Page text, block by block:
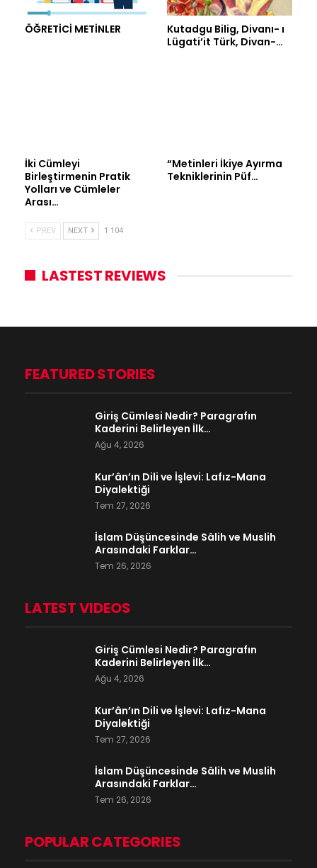
ÖĞRETİCİ METİNLER
Kutadgu Bilig, Divanı- ı
Lügati’it Türk, Divan-…
İki Cümleyi
Birleştirmenin Pratik
Yolları ve Cümleler
Arası…
“Metinleri İkiye Ayırma
Tekniklerinin Püf…
PREV NEXT 1 104
LASTEST REVIEWS
FEATURED STORIES
Giriş Cümlesi Nedir? Paragrafın
Kaderini Belirleyen İlk…
Ağu 4, 2026
Kur’ân’ın Dili ve İşlevi: Lafız-Mana
Diyalektiği
Tem 27, 2026
İslam Düşüncesinde Sâlih ve Muslih
Arasındaki Farklar…
Tem 26, 2026
LATEST VIDEOS
Giriş Cümlesi Nedir? Paragrafın
Kaderini Belirleyen İlk…
Ağu 4, 2026
Kur’ân’ın Dili ve İşlevi: Lafız-Mana
Diyalektiği
Tem 27, 2026
İslam Düşüncesinde Sâlih ve Muslih
Arasındaki Farklar…
Tem 26, 2026
POPULAR CATEGORIES